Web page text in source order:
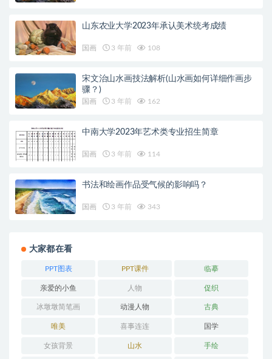
山东农业大学2023年承认美术统考成绩
国画 3 年前 108
宋文治山水画技法解析(山水画如何详细作画步
骤？)
国画 3 年前 162
中南大学2023年艺术类专业招生简章
国画 3 年前 114
书法和绘画作品受气候的影响吗？
国画 3 年前 343
大家都在看
PPT图表 PPT课件 临摹
亲爱的小鱼 人物 促织
冰墩墩简笔画 动漫人物 古典
唯美 喜事连连 国学
女孩背景 山水 手绘